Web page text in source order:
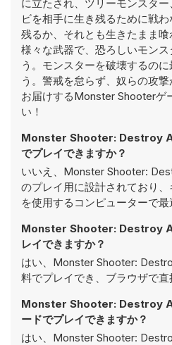
に立たされ、ツリーモンスタ
ビを相手に生き残るために戦
残るか、それとも生きたまま
様々な武器で、恐ろしいモン
う。モンスターを破壊するの
う。警戒を怠らず、奴らの攻
お届けするMonster Shooterゲ
い！
Monster Shooter: Destroy
でプレイできますか？
いいえ、Monster Shooter:
のプレイ用に設計されており
を使用するコンピューターで最
Monster Shooter: Destroy
レイできますか？
はい、Monster Shooter:
料でプレイでき、ブラウザで直
Monster Shooter: Destroy
ードでプレイできますか？
はい、Monster Shooter: